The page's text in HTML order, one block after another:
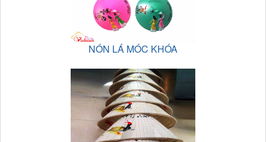
NÓN LÁ MÓC KHÓA